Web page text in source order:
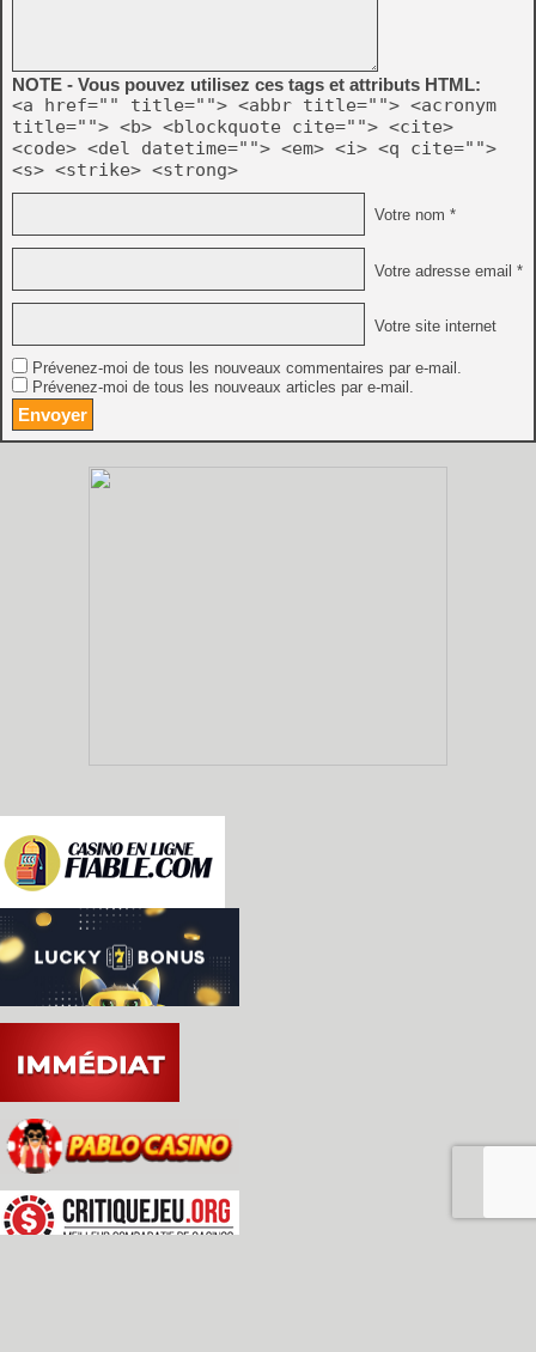
NOTE - Vous pouvez utilisez ces tags et attributs HTML:
<a href="" title=""> <abbr title=""> <acronym
title=""> <b> <blockquote cite=""> <cite>
<code> <del datetime=""> <em> <i> <q cite="">
<s> <strike> <strong>
Votre nom *
Votre adresse email *
Votre site internet
Prévenez-moi de tous les nouveaux commentaires par e-mail.
Prévenez-moi de tous les nouveaux articles par e-mail.